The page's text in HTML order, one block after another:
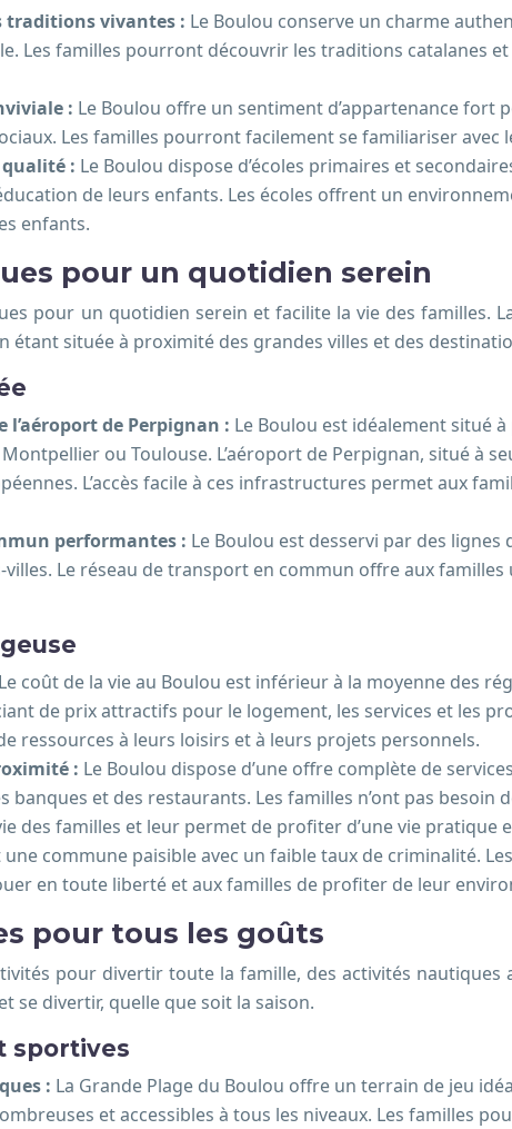
traditions vivantes : Le Boulou conserve un charme
Les familles pourront découvrir les traditions catalanes
: Le Boulou offre un sentiment d’appartenance fort
Les familles pourront facilement se familiariser
: Le Boulou dispose d’écoles primaires et
de leurs enfants. Les écoles offrent un
enfants.
pour un quotidien serein
pour un quotidien serein et facilite la vie des familles.
située à proximité des grandes villes et des
l’aéroport de Perpignan : Le Boulou est idéalement situé
ou Toulouse. L’aéroport de Perpignan, situé à
L’accès facile à ces infrastructures permet aux
performantes : Le Boulou est desservi par des
Le réseau de transport en commun offre aux
Le coût de la vie au Boulou est inférieur à la moyenne des
de prix attractifs pour le logement, les services et les
ressources à leurs loisirs et à leurs projets personnels.
: Le Boulou dispose d’une offre complète de
banques et des restaurants. Les familles n’ont pas
des familles et leur permet de profiter d’une vie pratique
une commune paisible avec un faible taux de criminalité.
en toute liberté et aux familles de profiter de leur
pour tous les goûts
pour divertir toute la famille, des activités
se divertir, quelle que soit la saison.
sportives
: La Grande Plage du Boulou offre un terrain de jeu
et accessibles à tous les niveaux. Les familles